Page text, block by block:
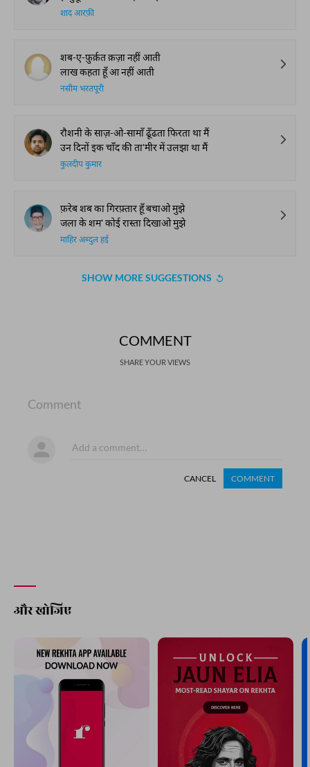
शाद आरफ़ी
शब-ए-फ़ुर्क़त क़ज़ा नहीं आती
लाख कहता हूँ आ नहीं आती
नसीम भरतपूरी
रौशनी के साज़-ओ-सामाँ ढूँढता फिरता था मैं
उन दिनों इक चाँद की ता'मीर में उलझा था मैं
कुलदीप कुमार
फ़रेब शब का गिरफ़्तार हूँ बचाओ मुझे
जला के शम' कोई रास्ता दिखाओ मुझे
माहिर अब्दुल हई
SHOW MORE SUGGESTIONS
COMMENT
SHARE YOUR VIEWS
Comment
CANCEL COMMENT
और खोजिए